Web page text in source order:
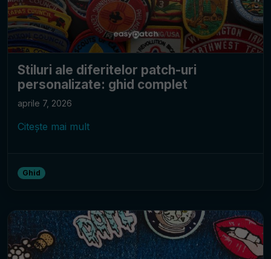
Stiluri ale diferitelor patch-uri
personalizate: ghid complet
aprile 7, 2026
Citește mai mult
Ghid